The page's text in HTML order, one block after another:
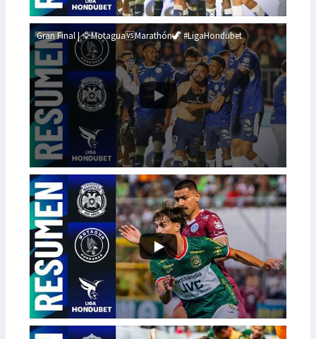
Gran Final | 🦅Motagua🆚Marathón🦖 #LigaHondubet